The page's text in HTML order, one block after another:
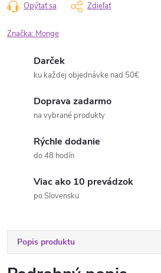
Opýtať sa Zdieľať
Značka: Monge
Darček
ku každej objednávke nad 50€
Doprava zadarmo
na vybrané produkty
Rýchle dodanie
do 48 hodín
Viac ako 10 prevádzok
po Slovensku
Popis produktu